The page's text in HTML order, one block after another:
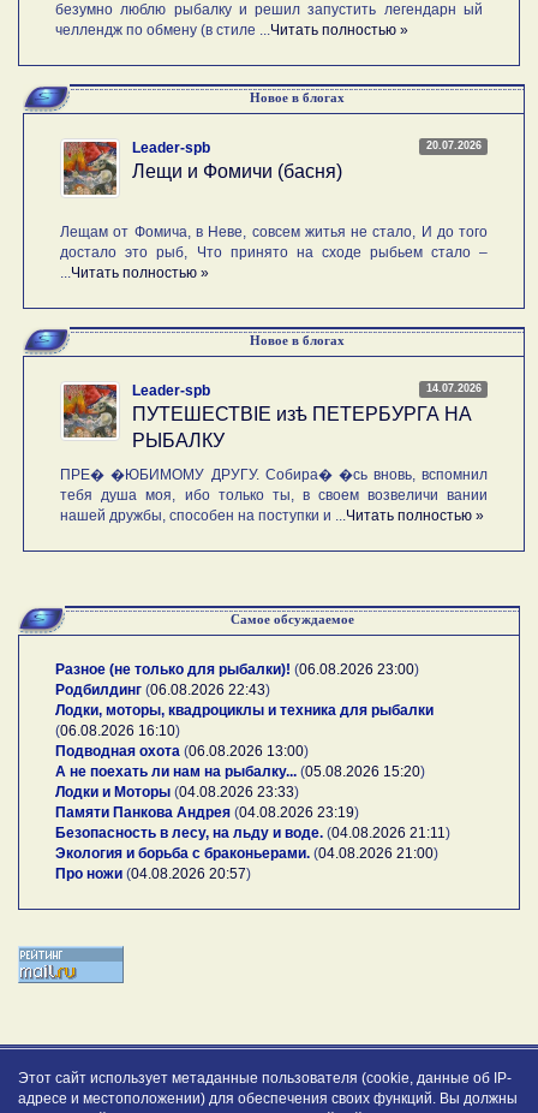
безумно люблю рыбалку и решил запустить легендарн ый
челлендж по обмену (в стиле ...Читать полностью »
Новое в блогах
20.07.2026
Leader-spb
Лещи и Фомичи (басня)
Лещам от Фомича, в Неве, совсем житья не стало, И до того
достало это рыб, Что принято на сходе рыбьем стало –
...Читать полностью »
Новое в блогах
14.07.2026
Leader-spb
ПУТЕШЕСТВIE изѣ ПЕТЕРБУРГА НА
РЫБАЛКУ
ПРЕ� �ЮБИМОМУ ДРУГУ. Собира� �сь вновь, вспомнил
тебя душа моя, ибо только ты, в своем возвеличи вании
нашей дружбы, способен на поступки и ...Читать полностью »
Самое обсуждаемое
Разное (не только для рыбалки)! (06.08.2026 23:00)
Родбилдинг (06.08.2026 22:43)
Лодки, моторы, квадроциклы и техника для рыбалки
(06.08.2026 16:10)
Подводная охота (06.08.2026 13:00)
А не поехать ли нам на рыбалку... (05.08.2026 15:20)
Лодки и Моторы (04.08.2026 23:33)
Памяти Панкова Андрея (04.08.2026 23:19)
Безопасность в лесу, на льду и воде. (04.08.2026 21:11)
Экология и борьба с браконьерами. (04.08.2026 21:00)
Про ножи (04.08.2026 20:57)
Этот сайт использует метаданные пользователя (cookie, данные об IP-
адресе и местоположении) для обеспечения своих функций. Вы должны